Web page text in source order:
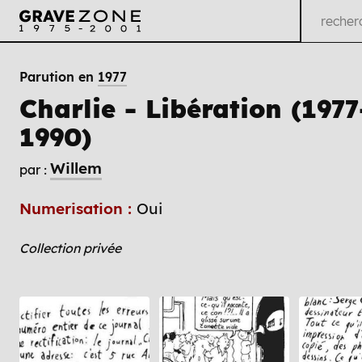
Parution en 1977
Charlie - Libération
1990)
par : Willem
Numerisation : Oui
Collection privée